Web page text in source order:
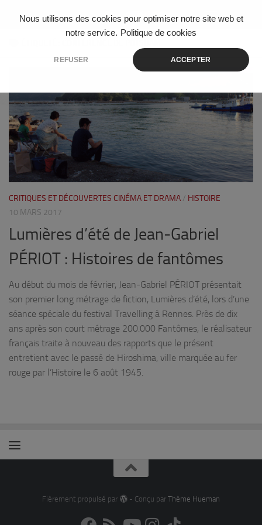
Nous utilisons des cookies pour optimiser notre site web et
notre service. Politique de cookies
REFUSER ACCEPTER
Skip to content
CRITIQUES ET DÉCOUVERTES CINÉMA ET DRAMA / HISTOIRE
10 MARS 2017
Lumières d’été de Jean-Gabriel
PÉRIOT : Histoires de fantômes
Au début du mois de février, Jean-Gabriel PÉRIOT présentait
son premier long métrage de fiction, Lumières d’été, lors d’une
séance spéciale du festival Travelling à Rennes. Près de dix
ans après son court métrage 200.000 Fantômes, le réalisateur
français traite à nouveau des rapports que le présent
entretient avec le passé de Hiroshima, ville marquée au fer
rouge par l’Histoire le 6 août 1945.
Fièrement propulsé par - Conçu par Thème Hueman